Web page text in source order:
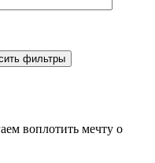
фильтры
воплотить мечту о